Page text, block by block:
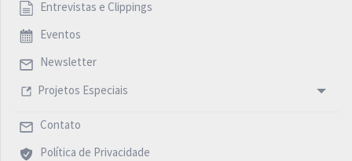
Entrevistas e Clippings
Eventos
Newsletter
Projetos Especiais
Contato
Política de Privacidade